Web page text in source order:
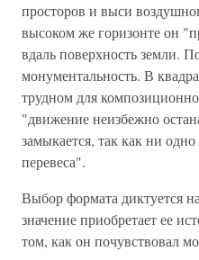
просторов и выси
высоком же горизонте он
вдаль поверхность земли.
монументальность. В
трудном для
"движение неизбежно
замыкается, так как ни
перевеса".
Выбор формата диктуется
значение приобретает ее
том, как он почувствовал